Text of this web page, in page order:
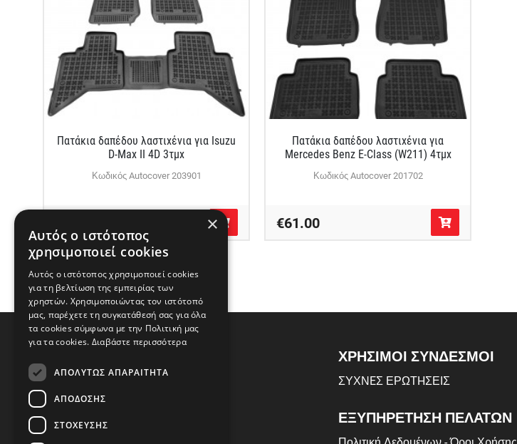
Πατάκια δαπέδου λαστιχένια για Isuzu
D-Max II 4D 3τμχ
Κωδικός Autocover 203901
Πατάκια δαπέδου λαστιχένια για
Mercedes Benz E-Class (W211) 4τμχ
Κωδικός Autocover 201702
€61.00
Διεύθυνση
ΧΡΗΣΙΜΟΙ ΣΥΝΔΕΣΜΟΙ
ΣΥΧΝEΣ ΕΡΩΤHΣΕΙΣ
ΕΞΥΠΗΡΕΤΗΣΗ ΠΕΛΑΤΩΝ
×
Αυτός ο ιστότοπος
χρησιμοποιεί cookies
Αυτός ο ιστότοπος χρησιμοποιεί cookies
για τη βελτίωση της εμπειρίας των
χρηστών. Χρησιμοποιώντας τον ιστότοπό
μας, παρέχετε τη συγκατάθεσή σας για όλα
τα cookies σύμφωνα με την Πολιτική μας
για τα cookies. Διαβάστε περισσότερα
ΑΠΟΛΎΤΩΣ ΑΠΑΡΑΊΤΗΤΑ
ΑΠΌΔΟΣΗΣ
ΣΤΌΧΕΥΣΗΣ